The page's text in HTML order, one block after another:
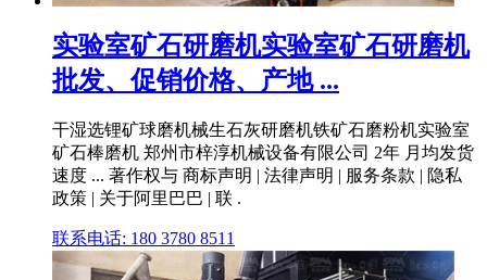
实验室矿石研磨机实验室矿石研磨机
批发、促销价格、产地 ...
干湿选锂矿球磨机械生石灰研磨机铁矿石磨粉机实验室
矿石棒磨机 郑州市梓淳机械设备有限公司 2年 月均发货
速度 ... 著作权与 商标声明 | 法律声明 | 服务条款 | 隐私
政策 | 关于阿里巴巴 | 联 .
联系电话: 180 3780 8511